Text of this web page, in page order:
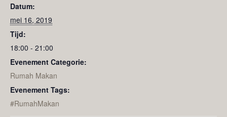
Datum:
mei 16, 2019
Tijd:
18:00 - 21:00
Evenement Categorie:
Rumah Makan
Evenement Tags:
#RumahMakan